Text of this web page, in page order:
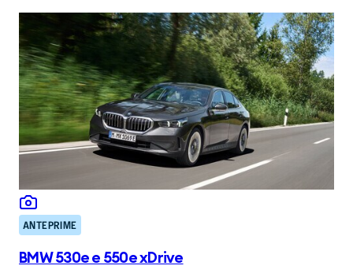
ANTEPRIME
BMW 530e e 550e xDrive